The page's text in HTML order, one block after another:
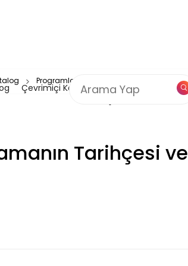
Çevrimiçi Katalog
Özel İçerik
Çözümleri
Programlamanın Tarihçesi ve Gelişimi
Tarihçesi ve